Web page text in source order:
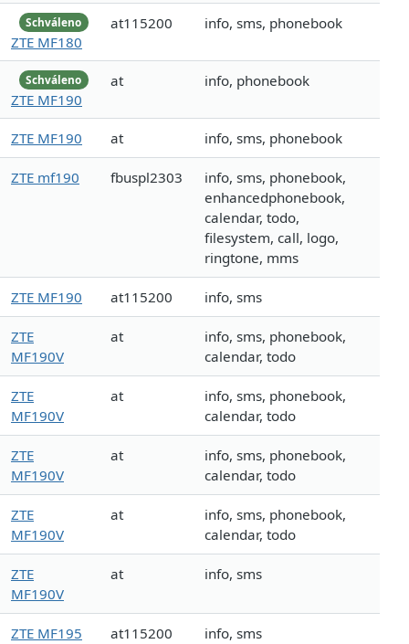
Schváleno
ZTE MF180
at115200 info, sms, phonebook
Schváleno
ZTE MF190
at info, phonebook
ZTE MF190 at info, sms, phonebook
ZTE mf190 fbuspl2303
info, sms, phonebook,
enhancedphonebook,
calendar, todo,
filesystem, call, logo,
ringtone, mms
ZTE MF190 at115200 info, sms
ZTE
MF190V
at
info, sms, phonebook,
calendar, todo
ZTE
MF190V
at
info, sms, phonebook,
calendar, todo
ZTE
MF190V
at
info, sms, phonebook,
calendar, todo
ZTE
MF190V
at
info, sms, phonebook,
calendar, todo
ZTE
MF190V
at info, sms
ZTE MF195 at115200 info, sms